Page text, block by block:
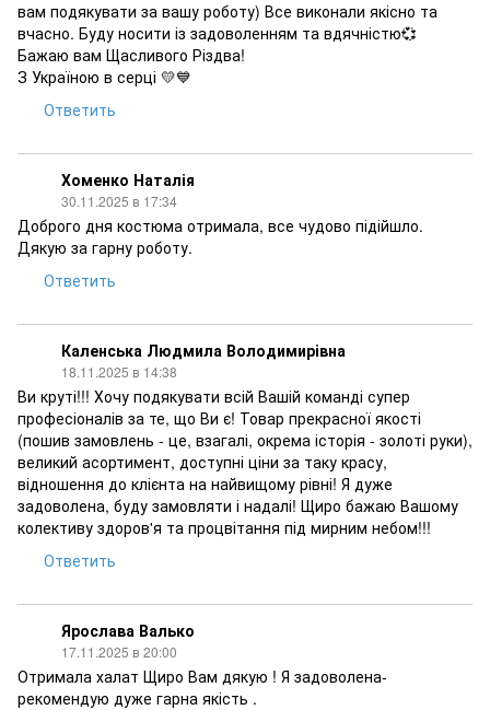
вам подякувати за вашу роботу) Все виконали якісно та
вчасно. Буду носити із задоволенням та вдячністю💞
Бажаю вам Щасливого Різдва!
З Україною в серці 💛💙
Ответить
Хоменко Наталія
30.11.2025 в 17:34
Доброго дня костюма отримала, все чудово підійшло.
Дякую за гарну роботу.
Ответить
Каленська Людмила Володимирівна
18.11.2025 в 14:38
Ви круті!!! Хочу подякувати всій Вашій команді супер
професіоналів за те, що Ви є! Товар прекрасної якості
(пошив замовлень - це, взагалі, окрема історія - золоті руки),
великий асортимент, доступні ціни за таку красу,
відношення до клієнта на найвищому рівні! Я дуже
задоволена, буду замовляти і надалі! Щиро бажаю Вашому
колективу здоров'я та процвітання під мирним небом!!!
Ответить
Ярослава Валько
17.11.2025 в 20:00
Отримала халат Щиро Вам дякую ! Я задоволена-
рекомендую дуже гарна якість .